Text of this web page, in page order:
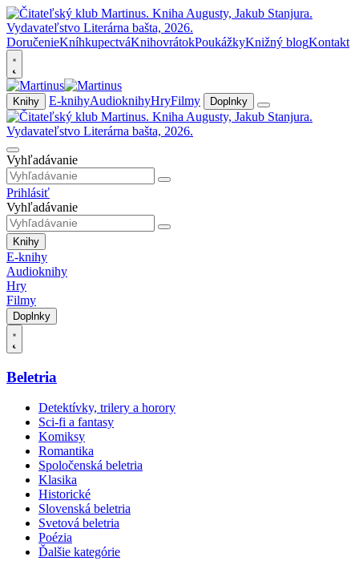
DoručenieKníhkupectváKnihovrátokPoukážkyKnižný blogKontakt
Knihy E-knihyAudioknihyHryFilmy Doplnky
Vyhľadávanie
Prihlásiť
Vyhľadávanie
Knihy
E-knihy
Audioknihy
Hry
Filmy
Doplnky
Beletria
Detektívky, trilery a horory
Sci-fi a fantasy
Komiksy
Romantika
Spoločenská beletria
Klasika
Historické
Slovenská beletria
Svetová beletria
Poézia
Ďalšie kategórie